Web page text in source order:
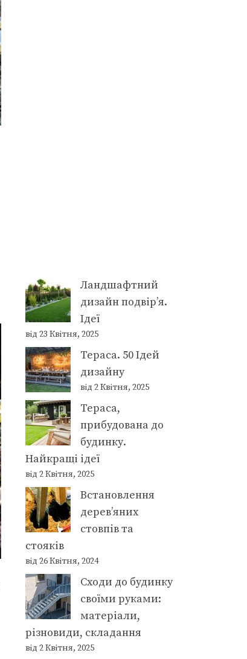
Ландшафтний
дизайн подвір’я.
Ідеї
від 23 Квітня, 2025
Тераса. 50 Ідей
дизайну
від 2 Квітня, 2025
Тераса,
прибудована до
будинку.
Найкращі ідеї
від 2 Квітня, 2025
Встановлення
дерев’яних
стовпів та
стояків
від 26 Квітня, 2024
Сходи до будинку
своїми руками:
матеріали,
різновиди, складання
від 2 Квітня, 2025